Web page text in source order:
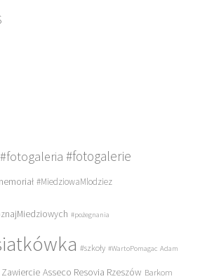
#fotogaleria #fotogalerie
#MiedziowaMlodziez
#pożegnania
#szkoły #WartoPomagac Adam
Zawiercie Asseco Resovia Rzeszów Barkom